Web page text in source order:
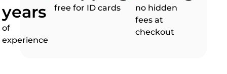
years
of
experience
free for ID cards
no hidden
fees at
checkout